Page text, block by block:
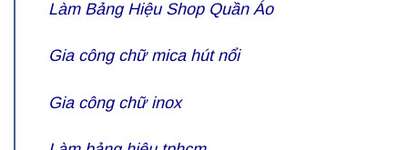
Làm Bảng Hiệu Shop Quần Áo
Gia công chữ mica hút nổi
Gia công chữ inox